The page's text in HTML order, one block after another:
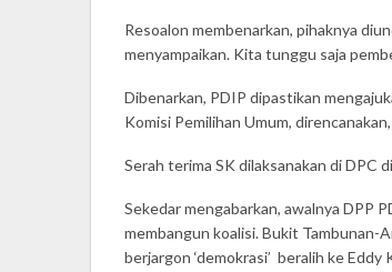
Resoalon membenarkan, pihaknya
menyampaikan. Kita tunggu saja
Dibenarkan, PDIP dipastikan
Komisi Pemilihan Umum,
Serah terima SK dilaksanakan di DPC
Sekedar mengabarkan, awalnya DPP
membangun koalisi. Bukit Tambunan-
berjargon ‘demokrasi’ beralih ke